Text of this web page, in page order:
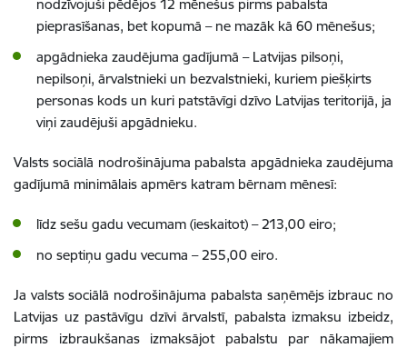
nodzīvojuši pēdējos 12 mēnešus pirms pabalsta
pieprasīšanas, bet kopumā – ne mazāk kā 60 mēnešus;
apgādnieka zaudējuma gadījumā – Latvijas pilsoņi,
nepilsoņi, ārvalstnieki un bezvalstnieki, kuriem piešķirts
personas kods un kuri patstāvīgi dzīvo Latvijas teritorijā, ja
viņi zaudējuši apgādnieku.
Valsts sociālā nodrošinājuma pabalsta apgādnieka zaudējuma
gadījumā minimālais apmērs katram bērnam mēnesī:
līdz sešu gadu vecumam (ieskaitot) – 213,00 eiro;
no septiņu gadu vecuma – 255,00 eiro.
Ja valsts sociālā nodrošinājuma pabalsta saņēmējs izbrauc no
Latvijas uz pastāvīgu dzīvi ārvalstī, pabalsta izmaksu izbeidz,
pirms izbraukšanas izmaksājot pabalstu par nākamajiem